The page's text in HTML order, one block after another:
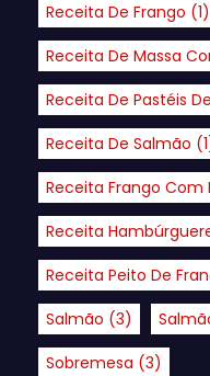
Receita De Frango (1)
Receita De Massa
Receita De Pastéis
Receita De Salmão
Receita Frango Com
Receita
Receita Peito De
Salmão (3)
Sobremesa (3)